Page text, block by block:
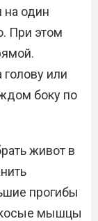
один
При этом
или
боку по
живот в
прогибы
косые мышцы